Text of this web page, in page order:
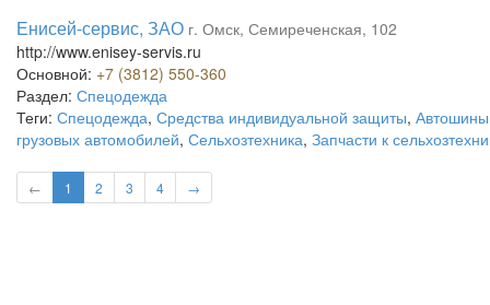
Енисей-сервис, ЗАО г. Омск, Семиреченская, 102
http://www.enisey-servis.ru
Основной: +7 (3812) 550-360
Раздел: Спецодежда
Теги: Спецодежда, Средства индивидуальной защиты, Автошины
грузовых автомобилей, Сельхозтехника, Запчасти к
← 1 2 3 4 →